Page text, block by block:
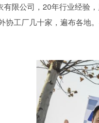
公司，20年行业经验，
协工厂几十家，遍布各地